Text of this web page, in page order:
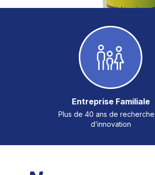
Entreprise Familiale
Plus de 40 ans de
d’innovation